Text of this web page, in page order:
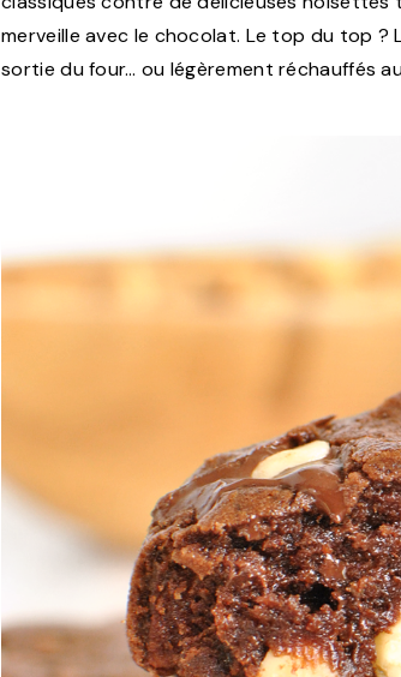
merveille avec le chocolat. Le top du top ?
sortie du four… ou légèrement réchauffés